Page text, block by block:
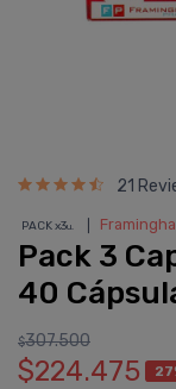
21
PACK x3u.
Pack 3
40
$307.500
$224.475